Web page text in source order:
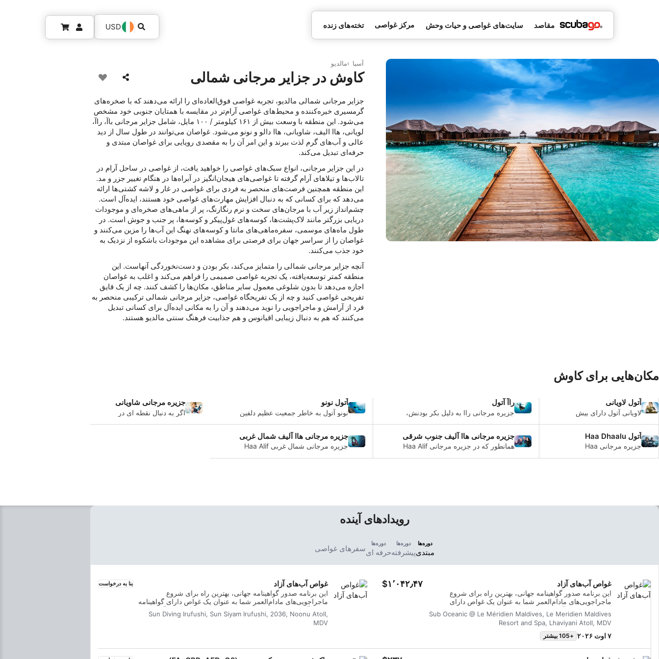
مقاصد سایت‌های غواصی و حیات وحش مرکز غواصی تخته‌های زنده USD
آسیا مالدیو
کاوش در جزایر مرجانی شمالی
جزایر مرجانی شمالی مالدیو، تجربه غواصی فوق‌العاده‌ای را ارائه می‌دهند که با صخره‌های
گرمسیری خیره‌کننده و محیط‌های غواصی آرام‌تر در مقایسه با همتایان جنوبی خود مشخص
می‌شود. این منطقه با وسعت بیش از ۱۶۱ کیلومتر / ۱۰۰ مایل، شامل جزایر مرجانی باآ، راآ،
لویانی، هاا الیف، شاویانی، هاا دالو و نونو می‌شود. غواصان می‌توانند در طول سال از دید
عالی و آب‌های گرم لذت ببرند و این امر آن را به مقصدی رویایی برای غواصان مبتدی و
حرفه‌ای تبدیل می‌کند.
در این جزایر مرجانی، انواع سبک‌های غواصی را خواهید یافت، از غواصی در ساحل آرام در
تالاب‌ها و تیلاهای آرام گرفته تا غواصی‌های هیجان‌انگیز در آبراه‌ها در هنگام تغییر جزر و مد.
این منطقه همچنین فرصت‌های منحصر به فردی برای غواصی در غار و لاشه کشتی‌ها ارائه
می‌دهد که برای کسانی که به دنبال افزایش مهارت‌های غواصی خود هستند، ایده‌آل است.
چشم‌انداز زیر آب با مرجان‌های سخت و نرم رنگارنگ، پر از ماهی‌های صخره‌ای و موجودات
دریایی بزرگتر مانند لاک‌پشت‌ها، کوسه‌های غول‌پیکر و کوسه‌ها، پر جنب و جوش است. در
طول ماه‌های موسمی، سفره‌ماهی‌های مانتا و کوسه‌های نهنگ این آب‌ها را مزین می‌کنند و
غواصان را از سراسر جهان برای فرصتی برای مشاهده این موجودات باشکوه از نزدیک به
خود جذب می‌کنند.
آنچه جزایر مرجانی شمالی را متمایز می‌کند، بکر بودن و دست‌نخوردگی آنهاست. این
منطقه کمتر توسعه‌یافته، یک تجربه غواصی صمیمی را فراهم می‌کند و اغلب به غواصان
اجازه می‌دهد تا بدون شلوغی معمول سایر مناطق، مکان‌ها را کشف کنند. چه از یک قایق
تفریحی غواصی کنید و چه از یک تفریحگاه غواصی، جزایر مرجانی شمالی ترکیبی منحصر به
فرد از آرامش و ماجراجویی را نوید می‌دهند و آن را به مکانی ایده‌آل برای کسانی تبدیل
می‌کنند که هم به دنبال زیبایی اقیانوس و هم جذابیت فرهنگ سنتی مالدیو هستند.
مکان‌هایی برای کاوش
آتول لاویانی
لاویانی آتول دارای بیش
کاندو است.
راآ آتول
جزیره مرجانی راا به دلیل بکر بودنش،
آتول نونو
نونو آتول به خاطر جمعیت عظیم دلفین
معروف است.
جزیره مرجانی شاویانی
اگر به دنبال نقطه ای در
آتول Haa Dhaalu
جزیره مرجانی Haa
جزیره مرجانی هاا آلیف جنوب شرقی
همانطور که در جزیره مرجانی Haa Alif
جزیره مرجانی هاا آلیف شمال غربی
جزیره مرجانی شمال غربی Haa Alif
رویدادهای آینده
دوره‌ها
مبتدی
دوره‌ها
پیشرفته
دوره‌ها
حرفه ایسفرهای غواصی
غواص آب‌های آزاد
این برنامه صدور گواهینامه جهانی، بهترین راه برای شروع
ماجراجویی‌های مادام‌العمر شما به عنوان یک غواص دارای
گواهینامه است. آموزش شخصی‌سازی‌شده با جلسات تمرینی درون
آب ترکیب می‌شود تا اطمینان حاصل شود که شما مهارت‌ها و تجربه
Open Water Diver را کسب خواهید کرد.
Sub Oceanic @ Le Méridien Maldives, Le Meridien Maldives
Resort and Spa, Lhaviyani Atoll, MDV
۷ اوت ۲۰۲۶
+105 بیشتر
‎$۱٬۰۴۲٫۴۷ غواص آب‌های آزاد
این برنامه صدور گواهینامه جهانی، بهترین راه برای شروع
ماجراجویی‌های مادام‌العمر شما به عنوان یک غواص دارای گواهینامه
است. آموزش شخصی‌سازی‌شده با جلسات تمرینی درون آب ترکیب
می‌شود تا اطمینان حاصل شود که شما مهارت‌ها و تجربه لازم برای
Sun Diving Irufushi, Sun Siyam Irufushi, 2036, Noonu Atoll,
MDV
بنا به درخواست